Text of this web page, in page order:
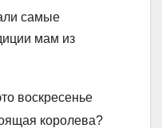
самые
мам из
воскресенье
королева?